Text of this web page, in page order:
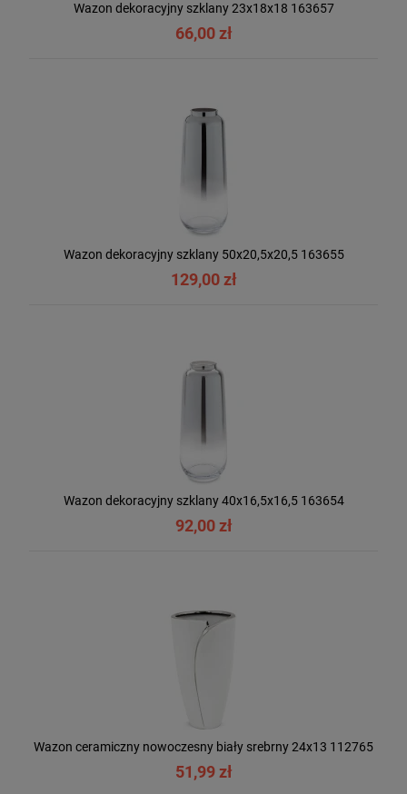
Wazon dekoracyjny szklany 23x18x18 163657
66,00 zł
Wazon dekoracyjny szklany 50x20,5x20,5 163655
129,00 zł
Wazon dekoracyjny szklany 40x16,5x16,5 163654
92,00 zł
Wazon ceramiczny nowoczesny biały srebrny 24x13 112765
51,99 zł